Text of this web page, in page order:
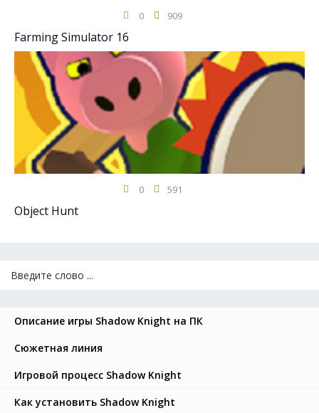
0 909
Farming Simulator 16
0 591
Object Hunt
Описание игры Shadow Knight на ПК
Сюжетная линия
Игровой процесс Shadow Knight
Как установить Shadow Knight